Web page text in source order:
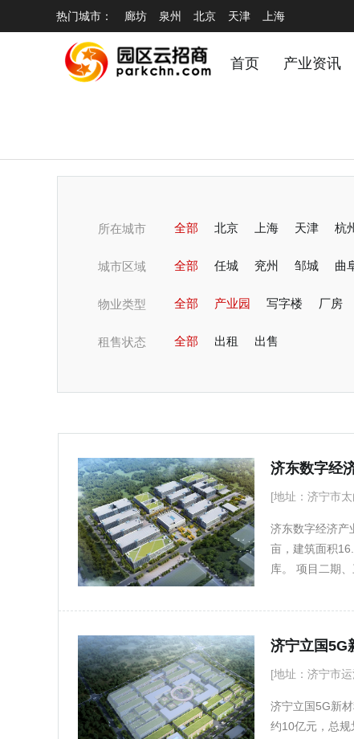
热门城市： 廊坊 泉州 北京 天津 上海
首页 产业资讯
所在城市 全部 北京 上海 天津 杭
潍坊 青岛 烟台 无锡 蚌
淄博 郑州 开封 商丘 洛阳
温州 锦阳 常州
城市区域 全部 任城 兖州 邹城 曲
物业类型 全部 产业园 写字楼 厂房
租售状态 全部 出租 出售
济东数字经
[地址：济宁市
济东数字经济产
亩，建筑面积
库。 项目二期
术、智能制造、
济宁立国5G
[地址：济宁市
济宁立国5G新
约10亿元，总